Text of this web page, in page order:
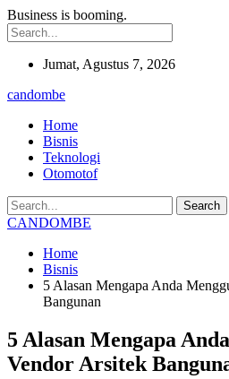
Business is booming.
Jumat, Agustus 7, 2026
candombe
Home
Bisnis
Teknologi
Otomotof
CANDOMBE
Home
Bisnis
5 Alasan Mengapa Anda
Bangunan
5 Alasan Mengapa
Vendor Arsitek